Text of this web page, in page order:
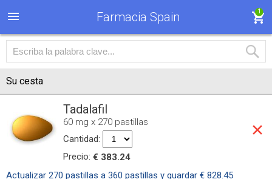
Farmacia Spain 1
Su cesta
Tadalafil
60 mg x 270 pastillas
Cantidad:
Precio: € 383.24
Actualizar 270 pastillas a 360 pastillas y guardar € 828.45